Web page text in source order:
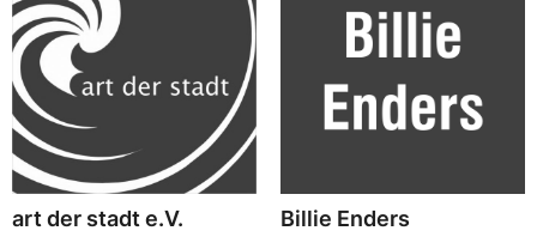
art der stadt e.V. Billie Enders